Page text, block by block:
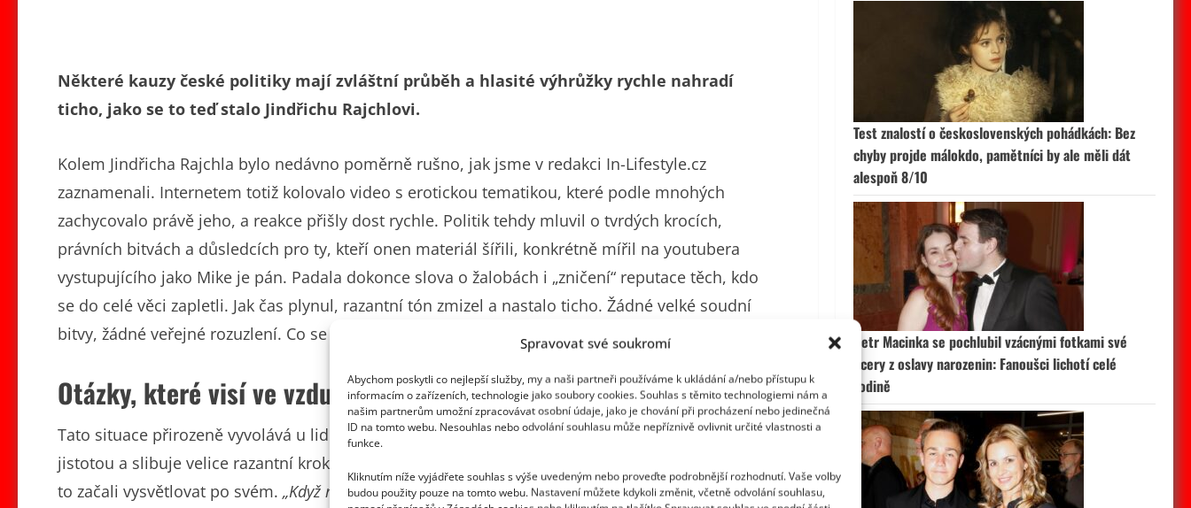
Spravovat své soukromí
Abychom poskytli co nejlepší služby, my a naši partneři používáme k ukládání a/nebo přístupu k
informacím o zařízeních, technologie jako soubory cookies. Souhlas s těmito technologiemi nám a
našim partnerům umožní zpracovávat osobní údaje, jako je chování při procházení nebo jedinečná
ID na tomto webu. Nesouhlas nebo odvolání souhlasu může nepříznivě ovlivnit určité vlastnosti a
funkce.
Kliknutím níže vyjádřete souhlas s výše uvedeným nebo proveďte podrobnější rozhodnutí. Vaše volby
budou použity pouze na tomto webu. Nastavení můžete kdykoli změnit, včetně odvolání souhlasu,
Některé kauzy české politiky mají zvláštní průběh a hlasité výhrůžky rychle nahradí
ticho, jako se to teď stalo Jindřichu Rajchlovi.
Kolem Jindřicha Rajchla bylo nedávno poměrně rušno, jak jsme v redakci In-Lifestyle.cz
zaznamenali. Internetem totiž kolovalo video s erotickou tematikou, které podle mnohých
zachycovalo právě jeho, a reakce přišly dost rychle. Politik tehdy mluvil o tvrdých krocích,
právních bitvách a důsledcích pro ty, kteří onen materiál šířili, konkrétně mířil na youtubera
vystupujícího jako Mike je pán. Padala dokonce slova o žalobách i „zničení“ reputace těch, kdo
se do celé věci zapletli. Jak čas plynul, razantní tón zmizel a nastalo ticho. Žádné velké soudní
bitvy, žádné veřejné rozuzlení. Co se stalo?
Otázky, které visí ve vzduchu
Tato situace přirozeně vyvolává u lidí všelijaké pochybnosti. Pokud někdo vystupuje s takovou
jistotou a slibuje velice razantní kroky, proč tedy nakonec nepřijdou? Lidé na sociálních sítích si
to začali vysvětlovat po svém. „Když má někdo pravdu, tak se brání. Tohle spíš vypadá jako ústup,“
Test znalostí o československých pohádkách: Bez
chyby projde málokdo, pamětníci by ale měli dát
alespoň 8/10
Petr Macinka se pochlubil vzácnými fotkami své
dcery z oslavy narozenin: Fanoušci lichotí celé
rodině